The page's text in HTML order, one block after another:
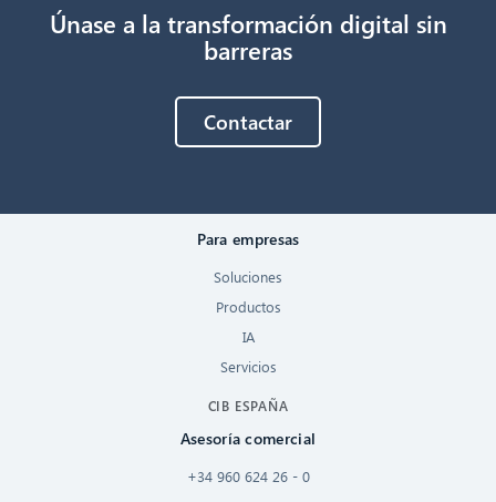
Únase a la transformación digital sin
barreras
Contactar
Para empresas
Soluciones
Productos
IA
Servicios
CIB ESPAÑA
Asesoría comercial
+34 960 624 26 - 0